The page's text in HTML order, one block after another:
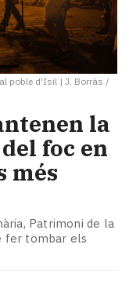
poble d'Isil | J. Borràs /
la
foc en
més
Patrimoni de la
fer tombar els